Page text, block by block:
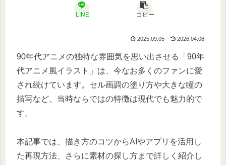
LINE コピー
2025.09.05 2026.04.08
90年代アニメの独特な雰囲気を思い出させる「90年
代アニメ風イラスト」は、今なお多くのファンに愛
され続けています。セル画調の塗り方や大きな瞳の
描写など、当時ならではの特徴は現代でも魅力的で
す。
本記事では、描き方のコツからAIやアプリを活用し
た再現方法、さらに素材の探し方まで詳しく紹介し